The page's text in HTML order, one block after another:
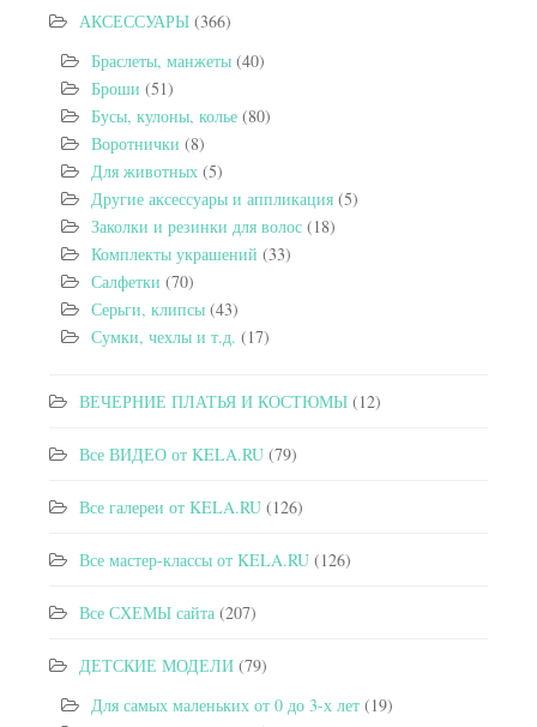
АКСЕССУАРЫ (366)
Браслеты, манжеты (40)
Броши (51)
Бусы, кулоны, колье (80)
Воротнички (8)
Для животных (5)
Другие аксессуары и аппликация (5)
Заколки и резинки для волос (18)
Комплекты украшений (33)
Салфетки (70)
Серьги, клипсы (43)
Сумки, чехлы и т.д. (17)
ВЕЧЕРНИЕ ПЛАТЬЯ И КОСТЮМЫ (12)
Все ВИДЕО от KELA.RU (79)
Все галереи от KELA.RU (126)
Все мастер-классы от KELA.RU (126)
Все СХЕМЫ сайта (207)
ДЕТСКИЕ МОДЕЛИ (79)
Для самых маленьких от 0 до 3-х лет (19)